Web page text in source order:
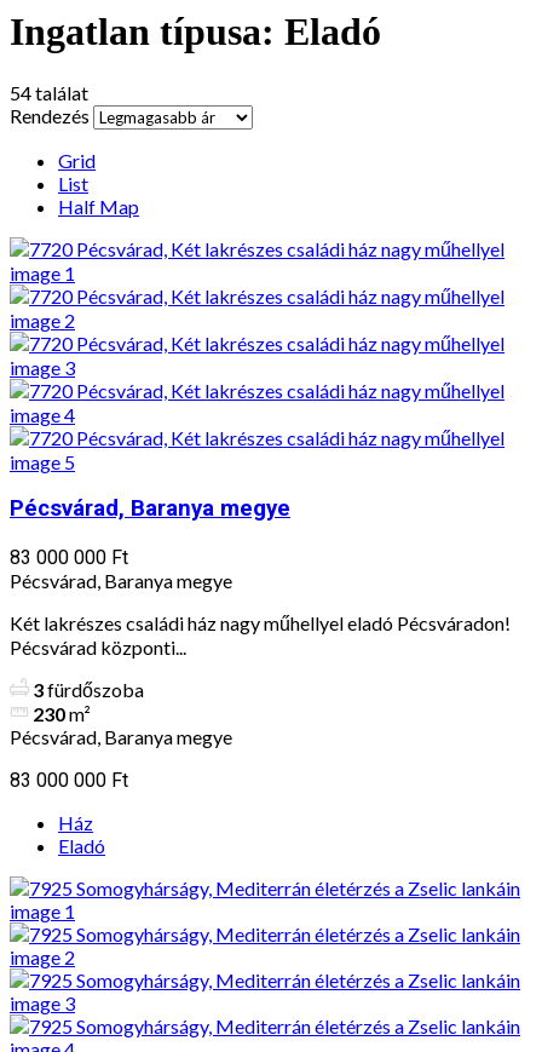
Ingatlan típusa: Eladó
54 találat
Rendezés
Grid
List
Half Map
Pécsvárad, Baranya megye
83 000 000 Ft
Pécsvárad, Baranya megye
Két lakrészes családi ház nagy műhellyel eladó Pécsváradon!
Pécsvárad központi...
3fürdőszoba
230m²
Pécsvárad, Baranya megye
83 000 000 Ft
Ház
Eladó